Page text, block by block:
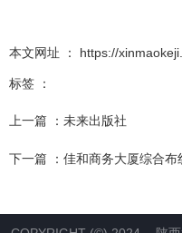
本文网址 ： https://
标签 ：
上一篇 ： 未来出版社
下一篇 ： 佳和商务大厦综合布